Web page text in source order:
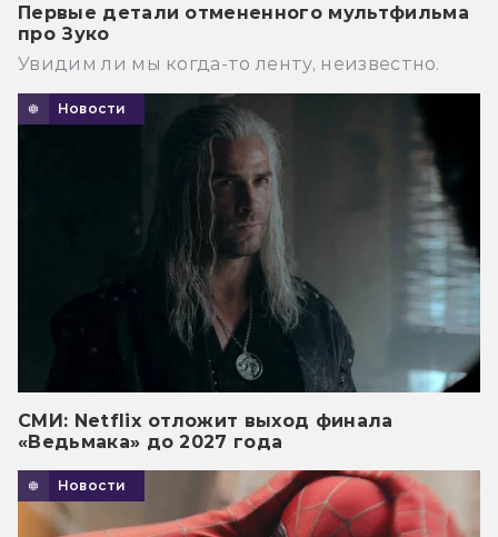
Первые детали отмененного мультфильма
про Зуко
Увидим ли мы когда-то ленту, неизвестно.
Новости
СМИ: Netflix отложит выход финала
«Ведьмака» до 2027 года
Новости